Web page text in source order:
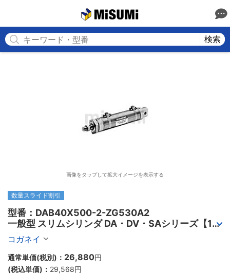
検索
画像をタップして拡大イメージを表示する
数量スライド割引
型番：DAB40X500-2-ZG530A2
一般型 スリムシリンダ DA・DV・SAシリーズ【1～
10個入り】
コガネイ
通常単価(税別)： 26,880円
(税込単価)： 29,568円